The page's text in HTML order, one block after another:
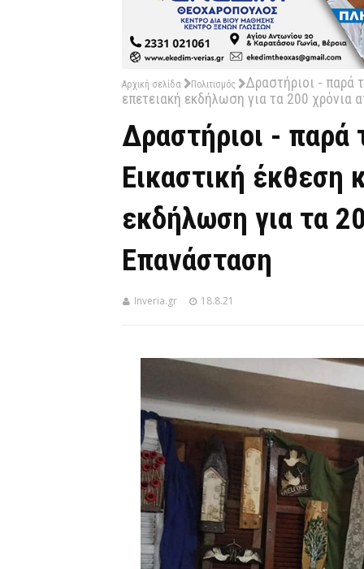
Αρχική σελίδα Πολιτισμός
Δραστήριοι - παρά
επετειακή εκδήλωση για τα 200 χρόνια
Δραστήριοι - παρά
Εικαστική έκθεση
εκδήλωση για τα
Επανάσταση
Inveria.gr 18.8.21